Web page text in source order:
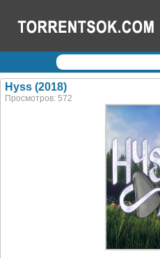
Логин:
Регистрация
Hyss (2018)
Просмотров: 572